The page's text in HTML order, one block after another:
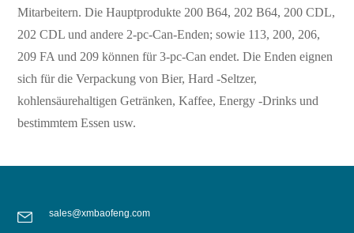
Mitarbeitern. Die Hauptprodukte 200 B64, 202 B64, 200 CDL,
202 CDL und andere 2-pc-Can-Enden; sowie 113, 200, 206,
209 FA und 209 können für 3-pc-Can endet. Die Enden eignen
sich für die Verpackung von Bier, Hard -Seltzer,
kohlensäurehaltigen Getränken, Kaffee, Energy -Drinks und
bestimmtem Essen usw.
sales@xmbaofeng.com